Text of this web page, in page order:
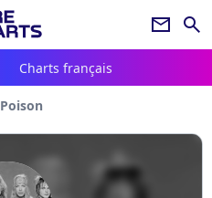
newsletter search
Charts français
Poison